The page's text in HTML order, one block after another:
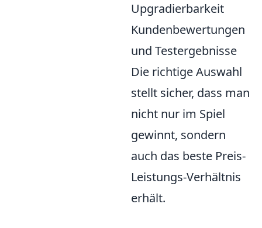
Upgradierbarkeit
Kundenbewertungen
und Testergebnisse
Die richtige Auswahl
stellt sicher, dass man
nicht nur im Spiel
gewinnt, sondern
auch das beste Preis-
Leistungs-Verhältnis
erhält.